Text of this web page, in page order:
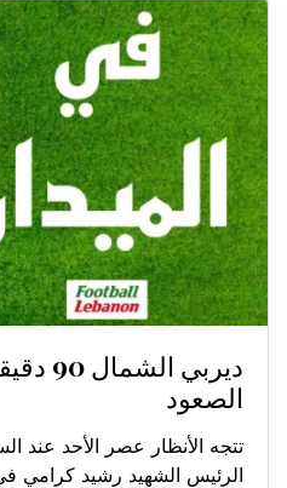
ديربي
الصعود
تتجه الأنظار عصر الأحد عند
الرئيس الشهيد رشيد كرامي